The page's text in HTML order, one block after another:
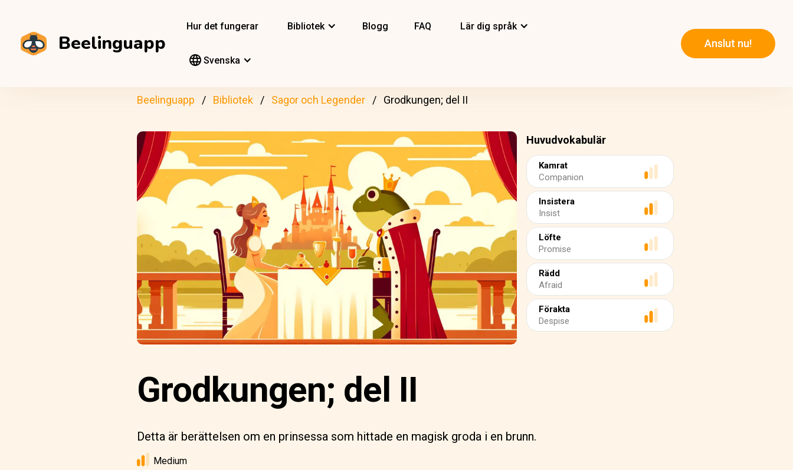
Beelinguapp
Hur det fungerar Bibliotek Blogg FAQ Lär dig språk
Svenska
Anslut nu!
Beelinguapp Bibliotek Sagor och Legender Grodkungen; del II
Huvudvokabulär
Kamrat
Companion
Insistera
Insist
Löfte
Promise
Rädd
Afraid
Förakta
Despise
Grodkungen; del II
Detta är berättelsen om en prinsessa som hittade en magisk groda i en brunn.
Medium